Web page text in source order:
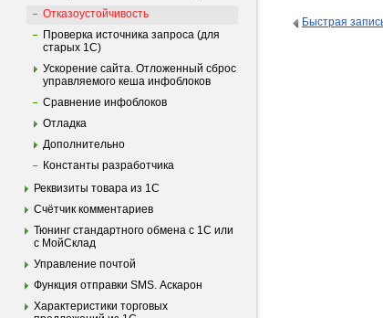
Отказоустойчивость
Проверка источника запроса (для
старых 1С)
Ускорение сайта. Отложенный сброс
управляемого кеша инфоблоков
Сравнение инфоблоков
Отладка
Дополнительно
Константы разработчика
Реквизиты товара из 1С
Счётчик комментариев
Тюнинг стандартного обмена с 1С или
с МойСклад
Управление почтой
Функция отправки SMS. Аскарон
Характеристики торговых
Быстрая